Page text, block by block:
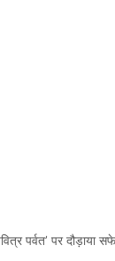
पर्वत’ पर दौड़ाया